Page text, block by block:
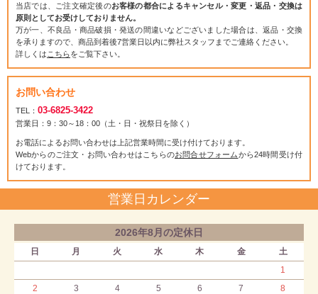
当店では、ご注文確定後のお客様の都合によるキャンセル・変更・返品・交換は
原則としてお受けしておりません。
万が一、不良品・商品破損・発送の間違いなどございました場合は、返品・交換
を承りますので、商品到着後7営業日以内に弊社スタッフまでご連絡ください。
詳しくは こちらをご覧下さい。
お問い合わせ
TEL： 03-6825-3422
営業日：9：30～18：00（土・日・祝祭日を除く）
お電話によるお問い合わせは上記営業時間に受け付けております。
Webからのご注文・お問い合わせはこちらのお問合せフォームから24時間受け付
けております。
営業日カレンダー
2026年8月の定休日
日 月 火 水 木 金
土
1
2
3 4 5 6 7
8